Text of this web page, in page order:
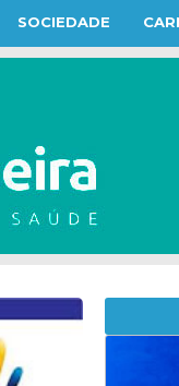
SOCIEDADE